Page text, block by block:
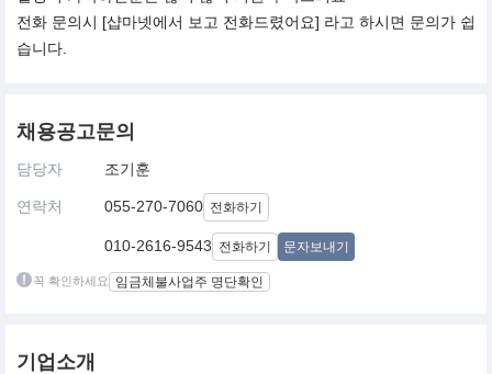
전화 문의시 [샵마넷에서 보고 전화드렸어요] 라고 하시면 문의가 쉽
습니다.
채용공고문의
담당자 조기훈
연락처 055-270-7060 전화하기
010-2616-9543 전화하기 문자보내기
꼭 확인하세요 임금체불사업주 명단확인
기업소개